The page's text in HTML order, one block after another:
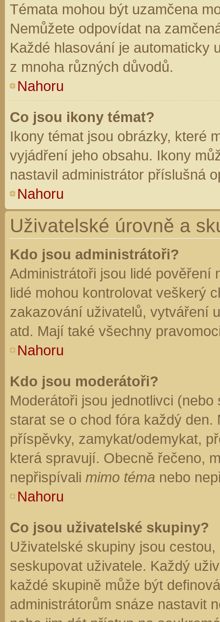
Témata mohou být uzamčena
Nemůžete odpovídat na
Každé hlasování je automaticky
z mnoha různých důvodů.
Nahoru
Co jsou ikony témat?
Ikony témat jsou obrázky, které
vyjádření jeho obsahu. Ikony
nastavil administrátor příslušná
Nahoru
Uživatelské úrovně a
Kdo jsou administrátoři?
Administrátoři jsou lidé pověření
lidé mohou kontrolovat veškerý
zakazování uživatelů, vytváření
atd. Mají také všechny
Nahoru
Kdo jsou moderátoři?
Moderátoři jsou jednotlivci
starat se o chod fóra každý
příspěvky, zamykat/odemykat,
která spravují. Obecně řečeno,
nepřispívali mimo téma nebo
Nahoru
Co jsou uživatelské skupiny?
Uživatelské skupiny jsou
seskupovat uživatele. Každý
každé skupině může být
administrátorům snáze nastavit